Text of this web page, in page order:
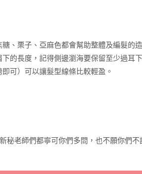
、栗子、亞麻色都會幫助整體及編髮的
的長度，記得側邊瀏海要保留至少過耳
可）可以讓髮型線條比較輕盈。
秘老師們都寧可你們多問，也不願你們不